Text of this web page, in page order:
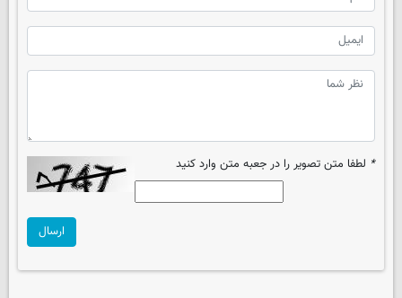
* لطفا متن تصویر را در جعبه متن وارد کنید
ارسال